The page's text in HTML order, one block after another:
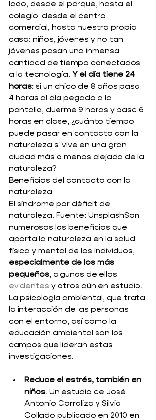
lado, desde el parque, hasta el
colegio, desde el centro
comercial, hasta nuestra propia
casa: niños, jóvenes y no tan
jóvenes pasan una inmensa
cantidad de tiempo conectados
a la tecnología. Y el día tiene 24
horas: si un chico de 8 años pasa
4 horas al día pegado a la
pantalla, duerme 9 horas y pasa 6
horas en clase, ¿cuánto tiempo
puede pasar en contacto con la
naturaleza si vive en una gran
ciudad más o menos alejada de la
naturaleza?
Beneficios del contacto con la
naturaleza
El síndrome por déficit de
naturaleza. Fuente: UnsplashSon
numerosos los beneficios que
aporta la naturaleza en la salud
física y mental de los individuos,
especialmente de los más
pequeños, algunos de ellos
evidentes y otros aún en estudio.
La psicología ambiental, que trata
la interacción de las personas
con el entorno, así como la
educación ambiental son los
campos que lideran estas
investigaciones.
Reduce el estrés, también en
niños. Un estudio de José
Antonio Corraliza y Silvia
Collado publicado en 2010 en